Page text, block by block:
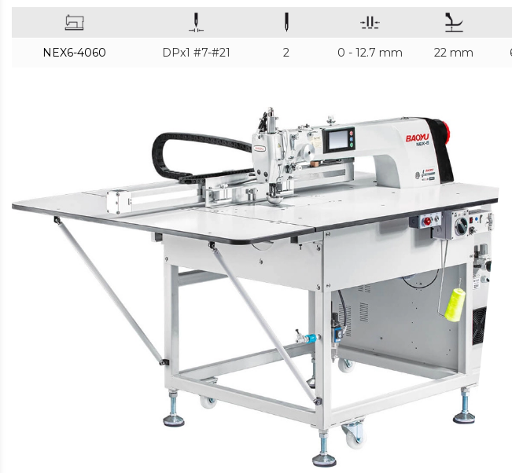
NEX6-4060 DPx1 #7-#21 2 0 - 12.7 mm 22 mm